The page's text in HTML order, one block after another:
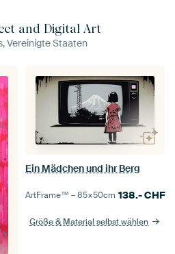
and Digital Art
Vereinigte Staaten
Ein Mädchen und ihr Berg
ArtFrame™ –85×50cm 138.-CHF
Größe & Material selbst wählen